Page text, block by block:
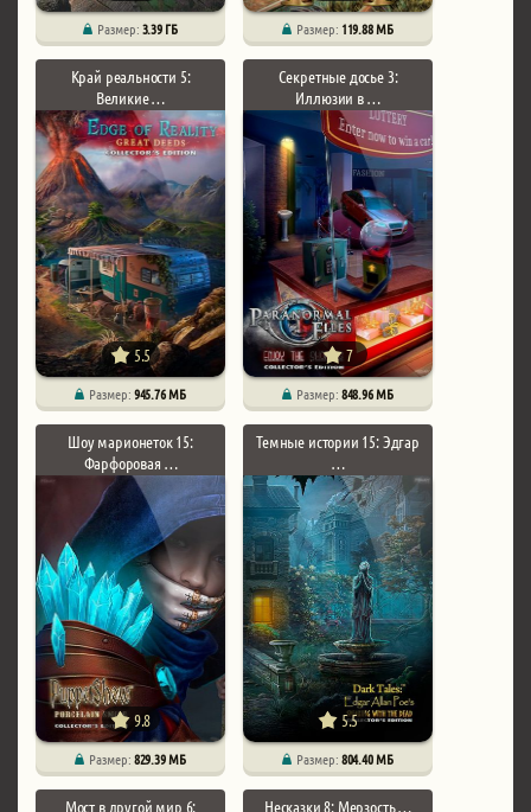
Размер:3.39 ГБ Размер: 119.88 МБ
Край реальности 5:
Великие …
5.5
Размер:945.76 МБ
Секретные досье 3:
Иллюзии в …
7
Размер:848.96 МБ
Шоу марионеток 15:
Фарфоровая …
9.8
Размер:829.39 МБ
Темные истории 15: Эдгар
…
5.5
Размер:804.40 МБ
Мост в другой мир 6:
Несказки 8: Мерзость …